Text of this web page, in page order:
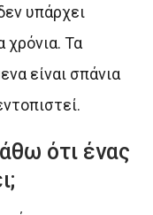
υπάρχει
χρόνια. Τα
είναι σπάνια
ότι ένας